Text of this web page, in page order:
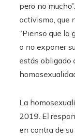
pero no
activismo, que
“Pienso que la
o no exponer
estás obligado
La
2019. El
en contra de